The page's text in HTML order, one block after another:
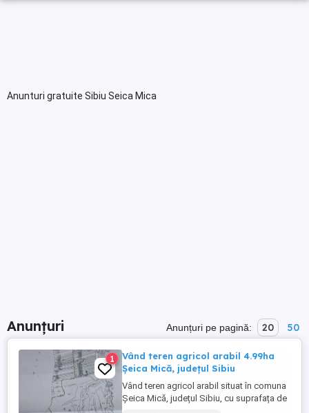
Anunturi gratuite Sibiu Seica Mica
Anunțuri Anunțuri pe pagină: 20 50
1
Vând teren agricol arabil 4.99ha
Șeica Mică, județul Sibiu
Vând teren agricol arabil situat în comuna
Șeica Mică, județul Sibiu, cu suprafața de